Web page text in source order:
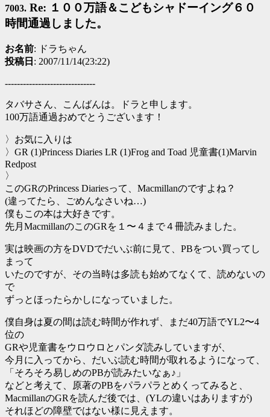
7003. Re: １００万語＆こどもシャドーイング６０
時間通過しました。
お名前: ドラちゃん
投稿日 : 2007/11/14(23:22)
------------------------------
タバサさん、こんばんは。ドラと申します。
100万語通過おめでとうございます！
〉お気に入りは
〉GR (1)Princess Diaries LR (1)Frog and Toad 児童書(1)Marvin
Redpost
〉
このGRのPrincess Diariesって、Macmillanのですよね？
(違ってたら、ごめんなさいね…)
僕もこの本は大好きです。
先月MacmillanのこのGRを１〜４まで４冊読みました。
実は映画の方をDVDでだいぶ前に見て、PBをつい買ってし
まって
いたのですが、その当時は多読も始めてなくて、読めないの
で
ずっとほったらかしになっていました。
僕自身は夏の間は読む時間が作れず、まだ40万語でYL2〜4
位の
GRや児童書をウロウロとパンダ読みしていますが、
今月に入ってから、だいぶ読む時間が取れるようになって、
「そろそろ易しめのPBが読みたいなぁ♪」
などと考えて、原著のPBをパラパラとめくってみると、
MacmillanのGRを読んだ後では、(YLの違いはありますが)
それほどの障壁ではない様に見えます。